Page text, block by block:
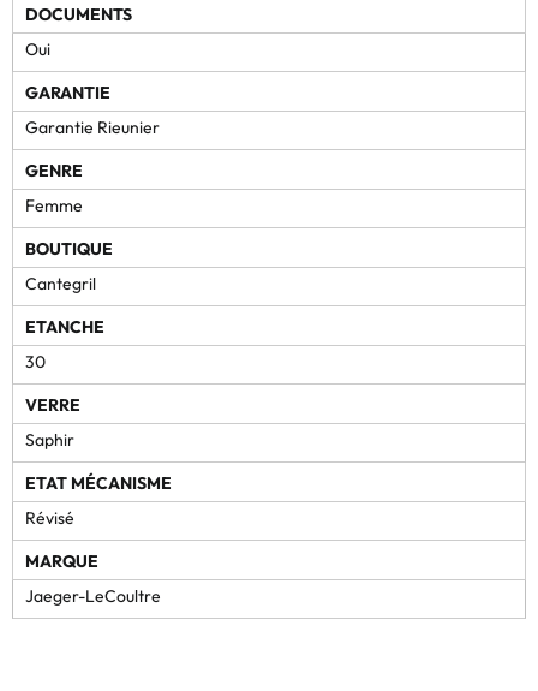
DOCUMENTS
Oui
GARANTIE
Garantie Rieunier
GENRE
Femme
BOUTIQUE
Cantegril
ETANCHE
30
VERRE
Saphir
ETAT MÉCANISME
Révisé
MARQUE
Jaeger-LeCoultre